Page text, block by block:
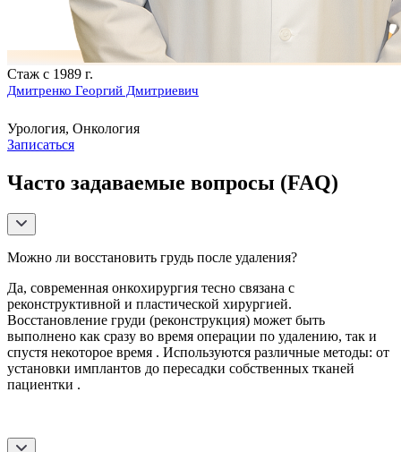
Стаж с 1989 г.
Дмитренко Георгий Дмитриевич
Урология, Онкология
Записаться
Часто задаваемые вопросы (FAQ)
Можно ли восстановить грудь после удаления?
Да, современная онкохирургия тесно связана с
реконструктивной и пластической хирургией.
Восстановление груди (реконструкция) может быть
выполнено как сразу во время операции по удалению, так и
спустя некоторое время . Используются различные методы: от
установки имплантов до пересадки собственных тканей
пациентки .